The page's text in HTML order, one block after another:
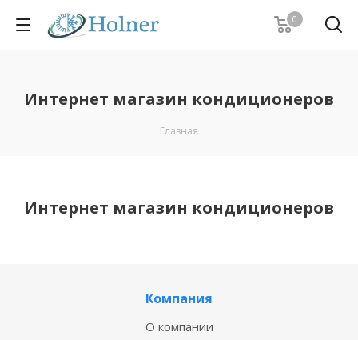
0
Интернет магазин кондиционеров
Главная
Интернет магазин кондиционеров
Компания
О компании